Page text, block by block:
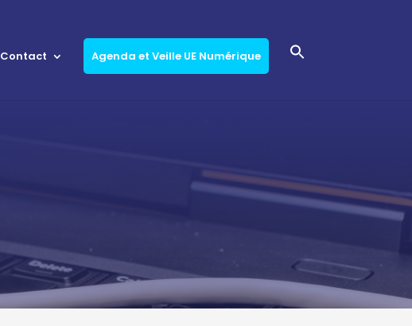
Contact Agenda et Veille UE Numérique